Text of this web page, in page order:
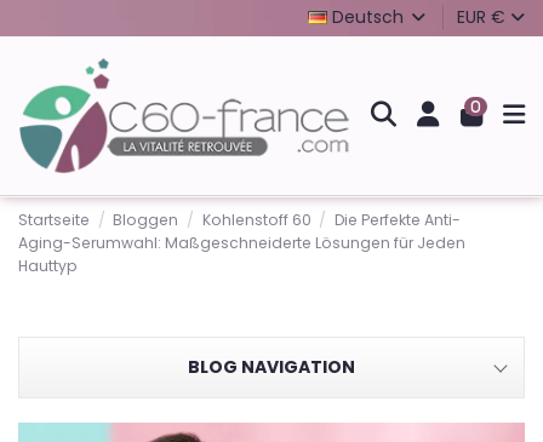
Deutsch EUR €
0
Startseite Bloggen Kohlenstoff 60
Die Perfekte Anti-
Aging-Serumwahl: Maßgeschneiderte Lösungen für Jeden
Hauttyp
BLOG NAVIGATION